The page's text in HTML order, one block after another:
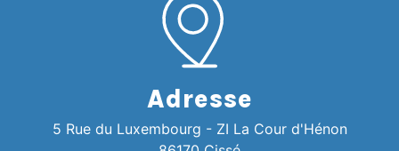
Adresse
5 Rue du Luxembourg - ZI La Cour d'Hénon